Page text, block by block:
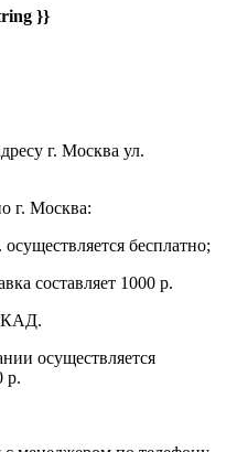
}}
г. Москва ул.
г. Москва:
бесплатно;
составляет 1000 р.
осуществляется
р.